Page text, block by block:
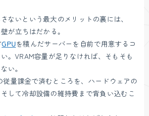
ないという最大のメリットの裏には、
が立ちはだかる。
GPUを積んだサーバーを自前で用意するコ
。VRAM容量が足りなければ、そもそも
い。
従量課金で済むところを、ハードウェアの
して冷却設備の維持費まで背負い込むこ